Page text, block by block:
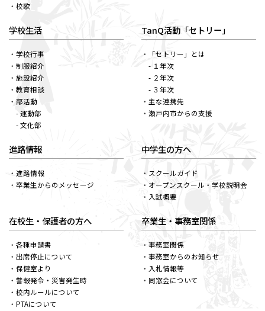
校歌
学校生活
学校行事
制服紹介
施設紹介
教育相談
部活動
- 運動部
- 文化部
TanQ活動「セトリー」
「セトリー」とは
- １年次
- ２年次
- ３年次
主な連携先
瀬戸内市からの支援
進路情報
進路情報
卒業生からのメッセージ
中学生の方へ
スクールガイド
オープンスクール・学校説明会
入試概要
在校生・保護者の方へ
各種申請書
出席停止について
保健室より
警報発令・災害発生時
校内ルールについて
PTAについて
卒業生・事務室関係
事務室関係
事務室からのお知らせ
入札情報等
同窓会について